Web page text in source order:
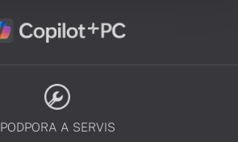
PODPORA A SERVIS